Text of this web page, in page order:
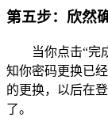
第五步：欣然
当你点击“完
知你密码更换已
的更换，以后在
了。